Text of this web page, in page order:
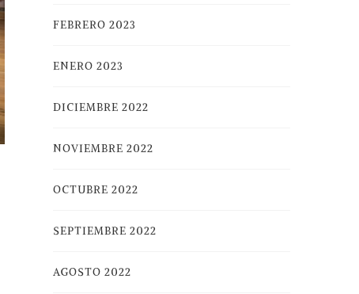
FEBRERO 2023
ENERO 2023
DICIEMBRE 2022
NOVIEMBRE 2022
OCTUBRE 2022
SEPTIEMBRE 2022
AGOSTO 2022